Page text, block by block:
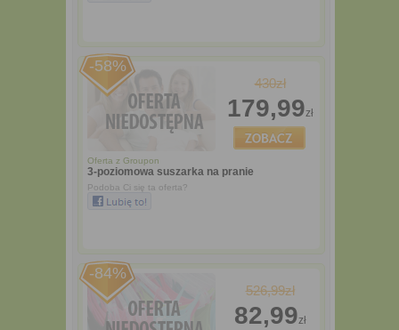
-58%
Oferta z Groupon
3-poziomowa suszarka na pranie
Podoba Ci się ta oferta?
430zł
179,99zł
-84%
526,99zł
82,99zł